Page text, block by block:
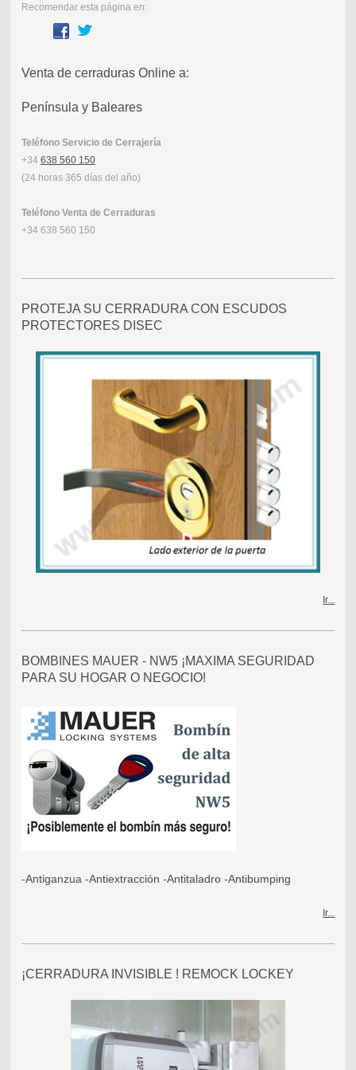
Recomendar esta página en:
Venta de cerraduras Online a:
Península y Baleares
Teléfono Servicio de Cerrajería
+34 638 560 150
(24 horas 365 días del año)
Teléfono Venta de Cerraduras
+34 638 560 150
PROTEJA SU CERRADURA CON ESCUDOS
PROTECTORES DISEC
Ir...
BOMBINES MAUER - NW5 ¡MAXIMA SEGURIDAD
PARA SU HOGAR O NEGOCIO!
-Antiganzua -Antiextracción -Antitaladro -Antibumping
Ir...
¡CERRADURA INVISIBLE ! REMOCK LOCKEY